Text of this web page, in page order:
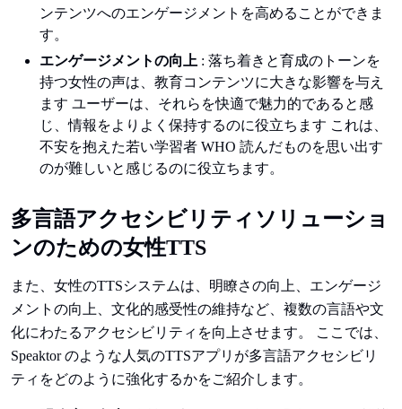
ンテンツへのエンゲージメントを高めることができま
す。
エンゲージメントの向上 : 落ち着きと育成のトーンを
持つ女性の声は、教育コンテンツに大きな影響を与え
ます ユーザーは、それらを快適で魅力的であると感
じ、情報をよりよく保持するのに役立ちます これは、
不安を抱えた若い学習者 WHO 読んだものを思い出す
のが難しいと感じるのに役立ちます。
多言語アクセシビリティソリューショ
ンのための女性TTS
また、女性のTTSシステムは、明瞭さの向上、エンゲージ
メントの向上、文化的感受性の維持など、複数の言語や文
化にわたるアクセシビリティを向上させます。 ここでは、
Speaktor のような人気のTTSアプリが多言語アクセシビリ
ティをどのように強化するかをご紹介します。